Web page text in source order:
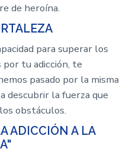
de heroína.
para superar los
por tu adicción, te
pasado por la misma
descubrir la fuerza que
obstáculos.
ADICCIÓN A LA